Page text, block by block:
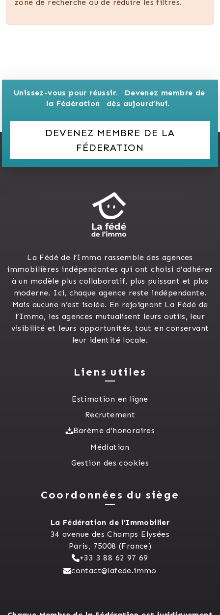
zone de recherche ou de réduire les filtres.
Unissez-vous pour réussir.
Devenez membre de
la Fédération
dès aujourd’hui.
DEVENEZ MEMBRE DE LA
FÉDERATION
La Fédé de l’Immo rassemble des agences
immobilières indépendantes qui ont choisi d’adhérer
à un modèle plus collaboratif, plus puissant et plus
moderne. Ici, chaque agence reste indépendante.
Mais aucune n’est isolée. En rejoignant La Fédé de
l’Immo, les agences mutualisent leurs outils, leur
visibilité et leurs opportunités, tout en conservant
leur identité locale.
Liens utiles
Estimation en ligne
Recrutement
Barème d'honoraires
Médiation
Gestion des cookies
Coordonnées du siège
La Fédération de l’Immobilier
34 avenue des Champs Elysées
Paris, 75008 (France)
+33 3 88 62 97 69
contact@lafede.immo